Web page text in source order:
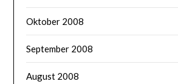
Oktober 2008
September 2008
August 2008